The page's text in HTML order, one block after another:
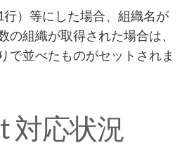
）等にした場合、組織名が
の組織が取得された場合は、
で並べたものがセットされま
対応状況